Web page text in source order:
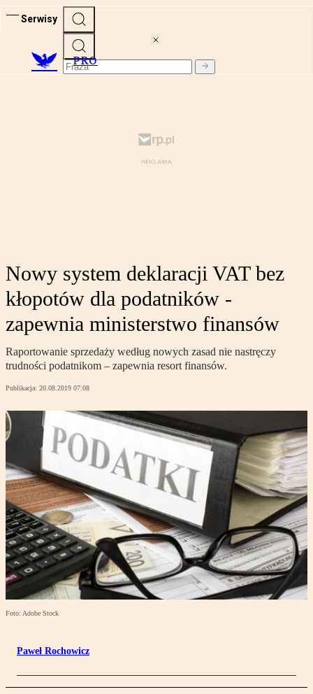
Serwisy
PRO
Nowy system deklaracji VAT bez
kłopotów dla podatników -
zapewnia ministerstwo finansów
Raportowanie sprzedaży według nowych zasad nie nastręczy
trudności podatnikom – zapewnia resort finansów.
Publikacja: 20.08.2019 07:08
Foto: Adobe Stock
Paweł Rochowicz